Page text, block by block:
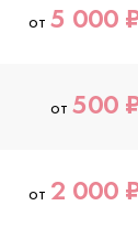
от 5 000
от 500
от 2 000